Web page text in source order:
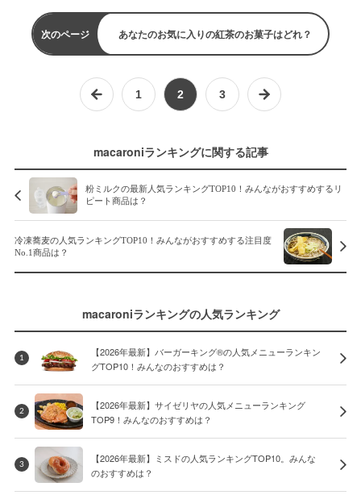
次のページ あなたのお気に入りの紅茶のお菓子はどれ？
1 2 3
macaroniランキングに関する記事
粉ミルクの最新人気ランキングTOP10！みんながおすすめするリ
ピート商品は？
冷凍蕎麦の人気ランキングTOP10！みんながおすすめする注目度
No.1商品は？
macaroniランキングの人気ランキング
1
【2026年最新】バーガーキング®の人気メニューランキン
グTOP10！みんなのおすすめは？
2
【2026年最新】サイゼリヤの人気メニューランキング
TOP9！みんなのおすすめは？
3
【2026年最新】ミスドの人気ランキングTOP10。みんな
のおすすめは？